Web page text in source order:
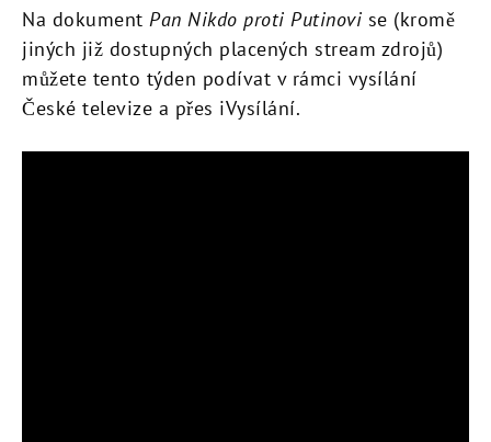
Na dokument Pan Nikdo proti Putinovi se (kromě
jiných již dostupných placených stream zdrojů)
můžete tento týden podívat v rámci vysílání
České televize a přes iVysílání.